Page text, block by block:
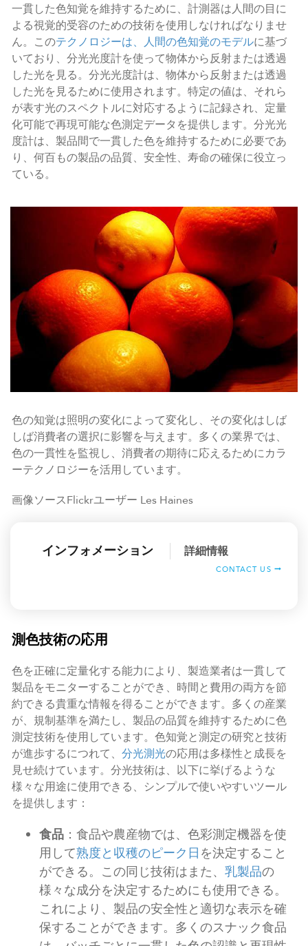
一貫した色知覚を維持するために、計測器は人間の目に
よる視覚的受容のための技術を使用しなければなりませ
ん。このテクノロジーは、人間の色知覚のモデルに基づ
いており、分光光度計を使って物体から反射または透過
した光を見る。分光光度計は、物体から反射または透過
した光を見るために使用されます。特定の値は、それら
が表す光のスペクトルに対応するように記録され、定量
化可能で再現可能な色測定データを提供します。分光光
度計は、製品間で一貫した色を維持するために必要であ
り、何百もの製品の品質、安全性、寿命の確保に役立っ
ている。
色の知覚は照明の変化によって変化し、その変化はしば
しば消費者の選択に影響を与えます。多くの業界では、
色の一貫性を監視し、消費者の期待に応えるためにカラ
ーテクノロジーを活用しています。
画像ソースFlickrユーザー Les Haines
インフォメーション 詳細情報
CONTACT US
測色技術の応用
色を正確に定量化する能力により、製造業者は一貫して
製品をモニターすることができ、時間と費用の両方を節
約できる貴重な情報を得ることができます。多くの産業
が、規制基準を満たし、製品の品質を維持するために色
測定技術を使用しています。色知覚と測定の研究と技術
が進歩するにつれて、 分光測光の応用は多様性と成長を
見せ続けています。分光技術は、以下に挙げるような
様々な用途に使用できる、シンプルで使いやすいツール
を提供します：
食品 ：食品や農産物では、色彩測定機器を使
用して熟度と収穫のピーク日 を決定すること
ができる。この同じ技術はまた、 乳製品の
様々な成分を決定するためにも使用できる。
これにより、製品の安全性と適切な表示を確
保することができます。多くのスナック食品